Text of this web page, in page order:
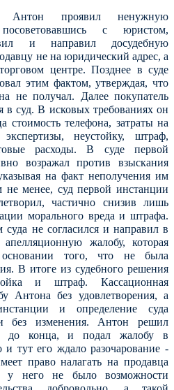
проявил ненужную
с юристом,
и направил досудебную
не на юридический адрес, а
центре. Позднее в суде
этим фактом, утверждая, что
не получал. Далее покупатель
в суд. В исковых требованиях он
стоимость телефона, затраты на
неустойку, штраф,
расходы. В суде первой
возражал против взыскания
на факт неполучения им
не менее, суд первой инстанции
частично снизив лишь
морального вреда и штрафа.
не согласился и направил в
жалобу, которая
того, что не была
В итоге из судебного решения
и штраф. Кассационная
Антона без удовлетворения, а
и определение суда
без изменения. Антон решил
до конца, и подал жалобу в
тут его ждало разочарование -
право налагать на продавца
у него не было возможности